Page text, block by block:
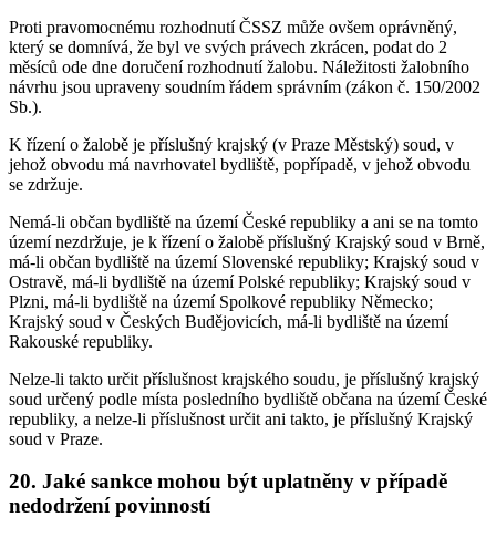
Proti pravomocnému rozhodnutí ČSSZ může ovšem oprávněný,
který se domnívá, že byl ve svých právech zkrácen, podat do 2
měsíců ode dne doručení rozhodnutí žalobu. Náležitosti žalobního
návrhu jsou upraveny soudním řádem správním (zákon č. 150/2002
Sb.).
K řízení o žalobě je příslušný krajský (v Praze Městský) soud, v
jehož obvodu má navrhovatel bydliště, popřípadě, v jehož obvodu
se zdržuje.
Nemá-li občan bydliště na území České republiky a ani se na tomto
území nezdržuje, je k řízení o žalobě příslušný Krajský soud v Brně,
má-li občan bydliště na území Slovenské republiky; Krajský soud v
Ostravě, má-li bydliště na území Polské republiky; Krajský soud v
Plzni, má-li bydliště na území Spolkové republiky Německo;
Krajský soud v Českých Budějovicích, má-li bydliště na území
Rakouské republiky.
Nelze-li takto určit příslušnost krajského soudu, je příslušný krajský
soud určený podle místa posledního bydliště občana na území České
republiky, a nelze-li příslušnost určit ani takto, je příslušný Krajský
soud v Praze.
20. Jaké sankce mohou být uplatněny v případě
nedodržení povinností